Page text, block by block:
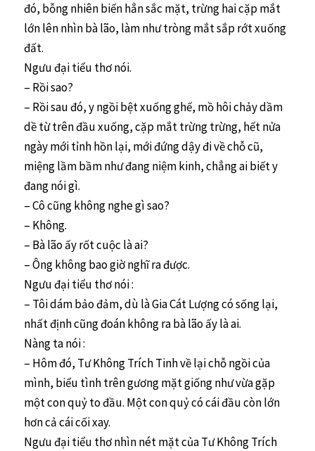
đó, bỗng nhiên biến hẳn sắc mặt, trừng hai cặp mắt
lớn lên nhìn bà lão, làm như tròng mắt sắp rớt xuống
đất.
Ngưu đại tiểu thơ nói.
– Rồi sao?
– Rồi sau đó, y ngồi bệt xuống ghế, mồ hôi chảy dầm
dề từ trên đầu xuống, cặp mắt trừng trừng, hết nửa
ngày mới tỉnh hồn lại, mới đứng dậy đi về chỗ cũ,
miệng lầm bầm như đang niệm kinh, chẳng ai biết y
đang nói gì.
– Cô cũng không nghe gì sao?
– Không.
– Bà lão ấy rốt cuộc là ai?
– Ông không bao giờ nghĩ ra được.
Ngưu đại tiểu thơ nói :
– Tôi dám bảo đảm, dù là Gia Cát Lượng có sống lại,
nhất định cũng đoán không ra bà lão ấy là ai.
Nàng ta nói :
– Hôm đó, Tư Không Trích Tinh về lại chỗ ngồi của
mình, biểu tình trên gương mặt giống như vừa gặp
một con quỷ to đầu. Một con quỷ có cái đầu còn lớn
hơn cả cái cối xay.
Ngưu đại tiểu thơ nhìn nét mặt của Tư Không Trích